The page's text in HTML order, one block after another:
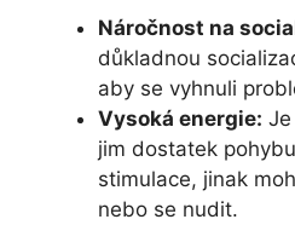
Náročnost na
důkladnou
aby se vyhnuli
Vysoká energie:
jim dostatek
stimulace, jinak
nebo se nudit.